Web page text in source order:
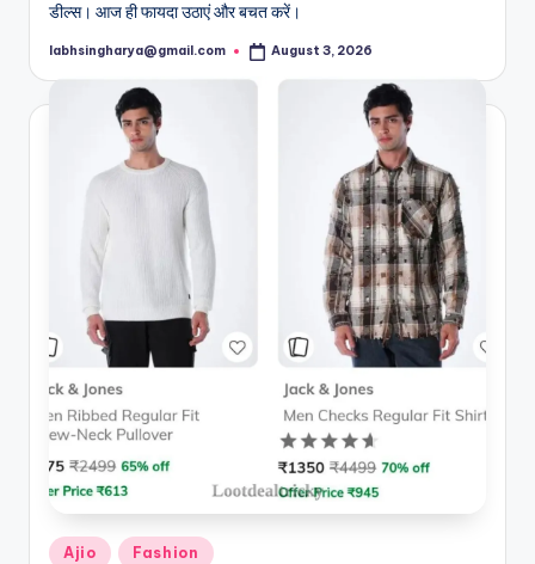
डील्स। आज ही फायदा उठाएं और बचत करें।
Posted
labhsingharya@gmail.com August 3, 2026
Posted
Ajio Fashion